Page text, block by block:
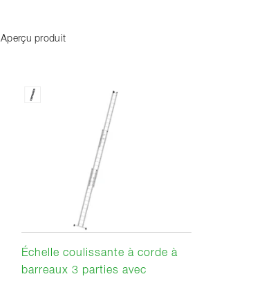
Aperçu produit
Échelle coulissante à corde à
barreaux 3 parties avec